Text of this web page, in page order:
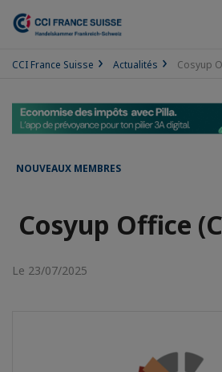
CCI France Suisse Actualités Cosyup
NOUVEAUX MEMBRES
Cosyup Office
Le 23/07/2025